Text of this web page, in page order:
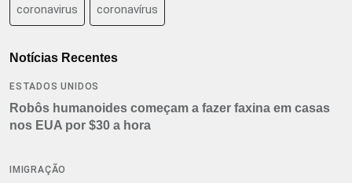
coronavirus coronavírus
Notícias Recentes
ESTADOS UNIDOS
Robôs humanoides começam a fazer faxina em casas
nos EUA por $30 a hora
IMIGRAÇÃO